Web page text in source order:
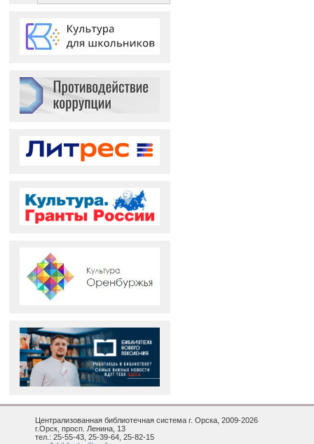
Централизованная библиотечная система г. Орска, 2009-2026
г.Орск, просп. Ленина, 13
тел.: 25-55-43, 25-39-64, 25-82-15